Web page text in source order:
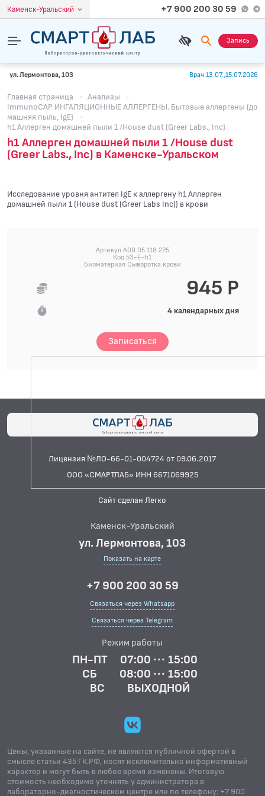
Каменск-Уральский +7 900 200 30 59
Запись
ул. Лермонтова, 103 Врач 13.07.,15.07.2026
Главная страница · Анализы
·
ImmunoCAP ИНГАЛЯЦИОННЫЕ АЛЛЕРГЕНЫ. Бытовые аллергены (до
машняя пыль, IgЕ)
·
h1 Аллерген домашней пыли 1 /House dust (Greer Labs., Inc)
h1 Аллерген домашней пыли 1 /House dust
(Greer Labs., Inc) в Каменске-Уральском
Исследование уровня антител IgE к аллергену h1 Аллерген
домашней пыли 1 (House dust (Greer Labs Inc)) в крови
Артикул A09.05.118.225
Код 53-E-h1
Биоматериал Сыворотка крови
945 Р
4 календарных дня
Записаться
Лицензия №ЛО-66-01-004724 от 09.06.2017
ООО «СМАРТЛАБ» ИНН 6671069925
Сайт сделан Легко
Каменск-Уральский
ул. Лермонтова, 103
Показать на карте
+7 900 200 30 59
Связаться через Whatsapp
Связаться через Telegram
Режим работы
ПН-ПТ
07:00 ··· 15:00
СБ
08:00 ··· 15:00
ВС
ВЫХОДНОЙ
Цены, указанные на сайте, не являются публичной офертой в
смысле статьи 435 ГК.РФ, носят исключительно информативный
характер и могут быть в любое время изменены. Итоговую
стоимость необходимо уточнять у администратора в
лабораторно-диагностическом центре или по телефону: +7 900